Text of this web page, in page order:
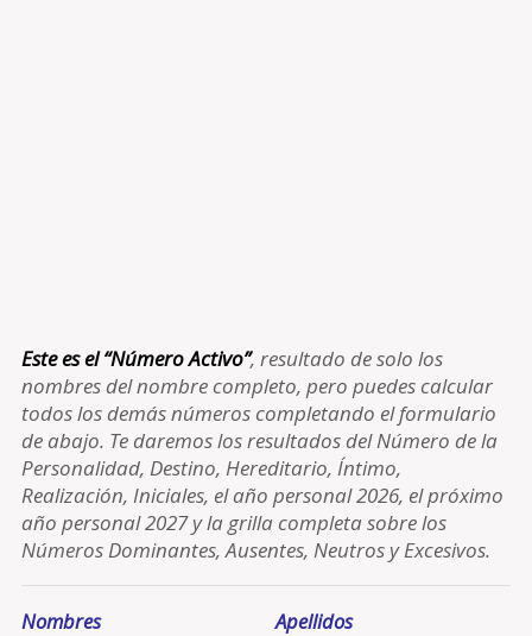
Este es el “Número Activo”, resultado de solo los
nombres del nombre completo, pero puedes calcular
todos los demás números completando el formulario
de abajo. Te daremos los resultados del Número de la
Personalidad, Destino, Hereditario, Íntimo,
Realización, Iniciales, el año personal 2026, el próximo
año personal 2027 y la grilla completa sobre los
Números Dominantes, Ausentes, Neutros y Excesivos.
Nombres Apellidos